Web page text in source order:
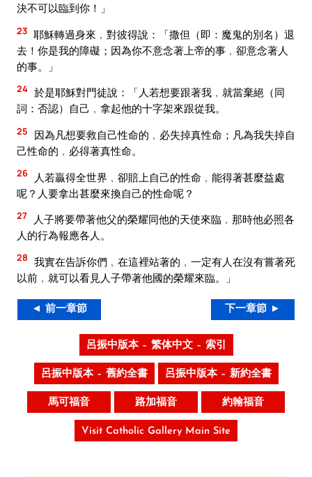
決不可以臨到你！」
23 耶穌轉過身來﹐對彼得說：「撒但（即：魔鬼的別名）退
去！你是我的障礙；因為你不意念著上帝的事﹐卻意念著人
的事。」
24 於是耶穌對門徒說：「人若想要跟著我﹐就當棄絕（同
詞：否認）自己﹐拿起他的十字架來跟從我。
25
因為凡想要救自己性命的﹐必失掉真性命；凡為我失掉自
己性命的﹐必得著真性命。
26
人若贏得全世界﹐卻賠上自己的性命﹐能得著甚麼益處
呢？人要拿出甚麼來換自己的性命呢？
27
人子將要帶著他父的榮耀同他的天使來臨﹐那時他必照各
人的行為報應各人。
28 我實在告訴你們﹐在這裡站著的﹐一定有人在沒有嘗著死
以前﹐就可以看見人子帶著他國的榮耀來臨。」
◄ 前一章節 下一章節 ►
呂振中版本 – 繁体中文 – 索引
呂振中版本 – 舊約全書 呂振中版本 – 新約全書
馬可福音 路加福音 約翰福音
Visit Catholic Gallery Main Site